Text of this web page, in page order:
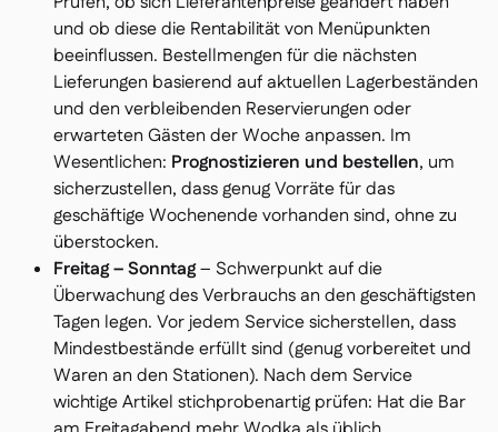
und ob diese die Rentabilität von Menüpunkten
beeinflussen. Bestellmengen für die nächsten
Lieferungen basierend auf aktuellen Lagerbeständen
und den verbleibenden Reservierungen oder
erwarteten Gästen der Woche anpassen. Im
Wesentlichen: Prognostizieren und bestellen, um
sicherzustellen, dass genug Vorräte für das
geschäftige Wochenende vorhanden sind, ohne zu
überstocken.
Freitag – Sonntag– Schwerpunkt auf die
Überwachung des Verbrauchs an den geschäftigsten
Tagen legen. Vor jedem Service sicherstellen, dass
Mindestbestände erfüllt sind (genug vorbereitet und
Waren an den Stationen). Nach dem Service
wichtige Artikel stichprobenartig prüfen: Hat die Bar